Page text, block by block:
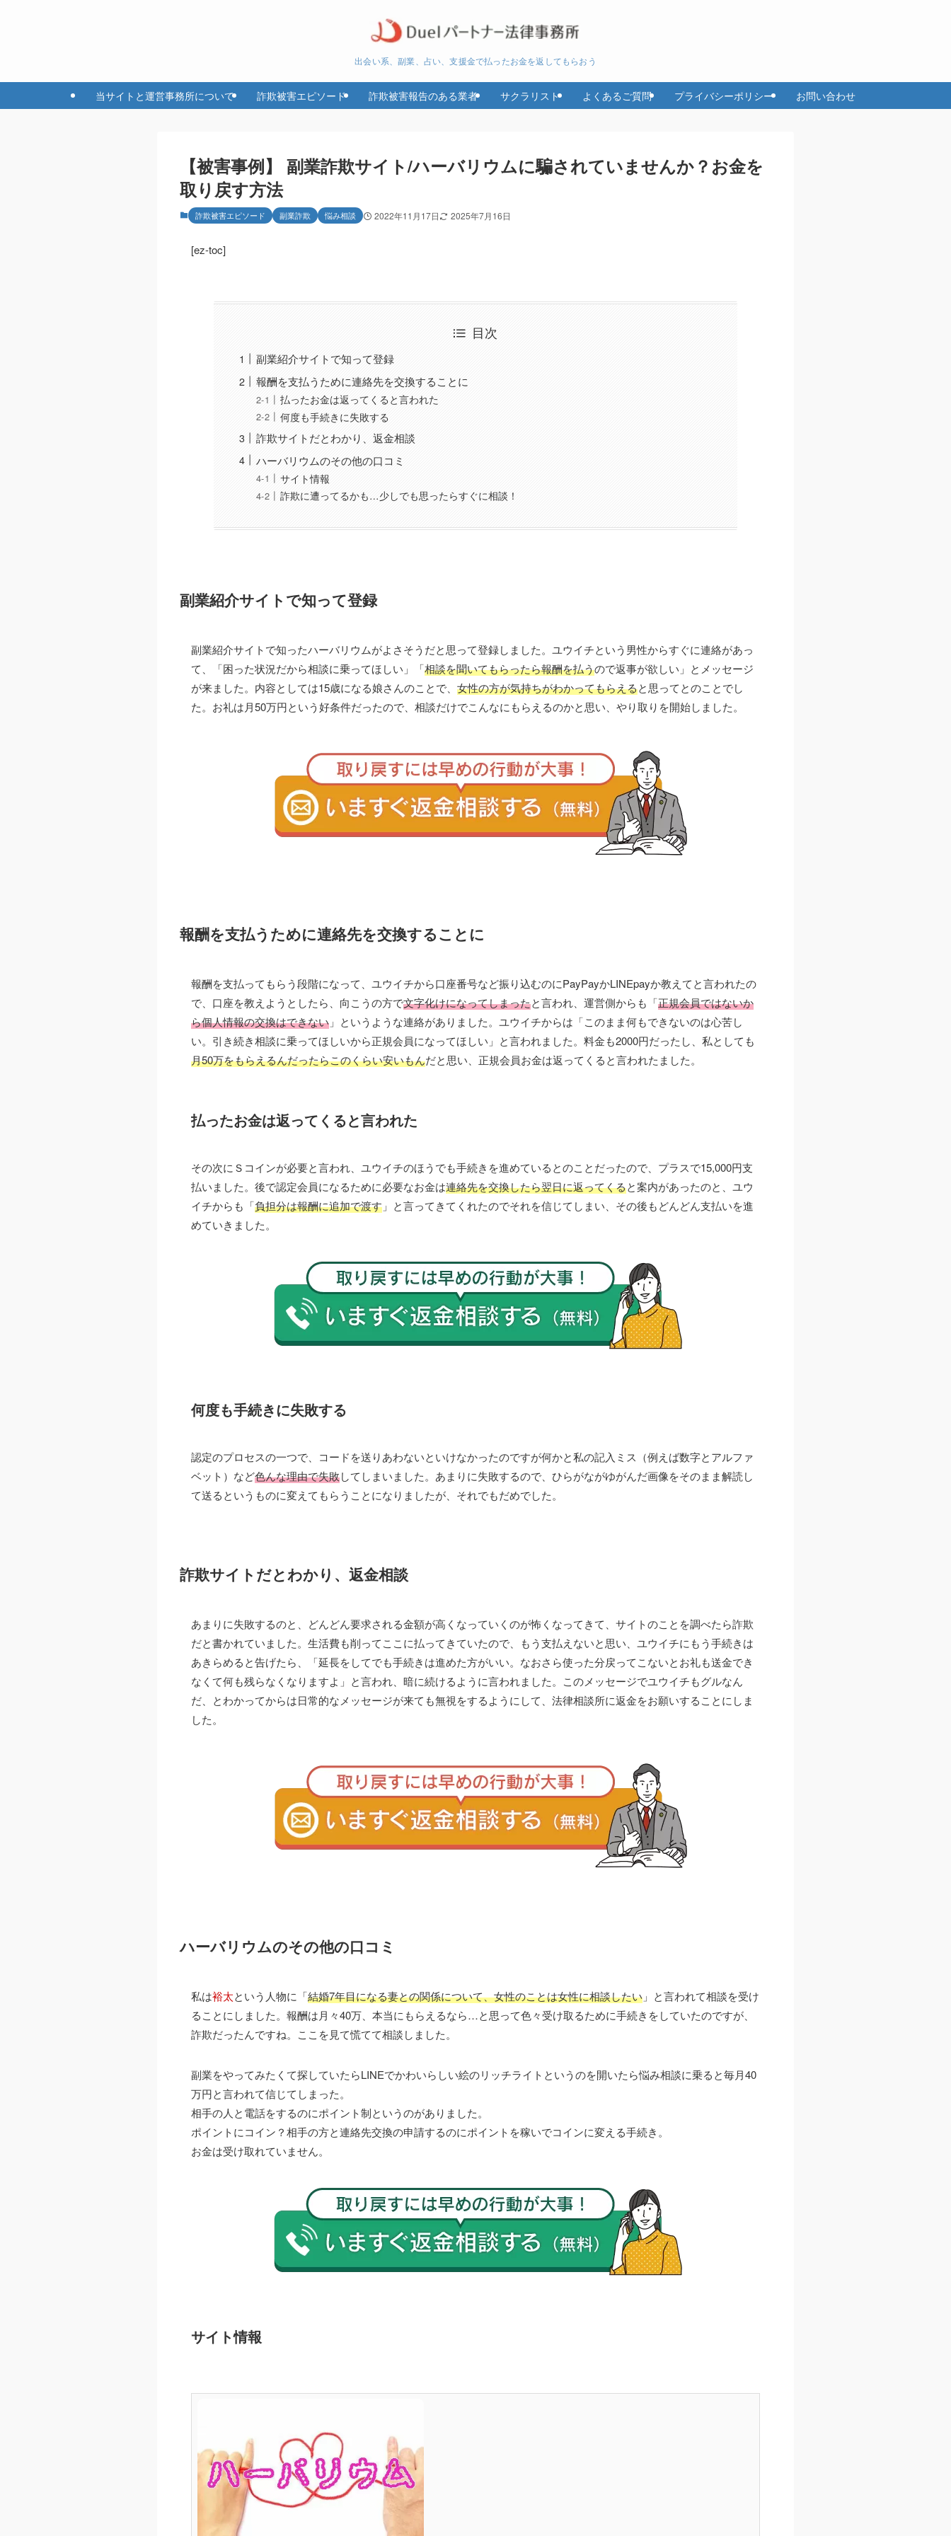
出会い系、副業、占い、支援金で払ったお金を返してもらおう
当サイトと運営事務所について 詐欺被害エピソード 詐欺被害報告のある業者 サクラリスト よくあるご質問 プライバシーポリシー お問い合わせ
【被害事例】 副業詐欺サイト/ハーバリウムに騙されていませんか？お金を
取り戻す方法
詐欺被害エピソード 副業詐欺 悩み相談 2022年11月17日 2025年7月16日
[ez-toc]
目次
副業紹介サイトで知って登録
報酬を支払うために連絡先を交換することに
払ったお金は返ってくると言われた
何度も手続きに失敗する
詐欺サイトだとわかり、返金相談
ハーバリウムのその他の口コミ
サイト情報
詐欺に遭ってるかも…少しでも思ったらすぐに相談！
副業紹介サイトで知って登録
副業紹介サイトで知ったハーバリウムがよさそうだと思って登録しました。ユウイチという男性からすぐに連絡があっ
て、「困った状況だから相談に乗ってほしい」「相談を聞いてもらったら報酬を払うので返事が欲しい」とメッセージ
が来ました。内容としては15歳になる娘さんのことで、 女性の方が気持ちがわかってもらえると思ってとのことでし
た。お礼は月50万円という好条件だったので、相談だけでこんなにもらえるのかと思い、やり取りを開始しました。
報酬を支払うために連絡先を交換することに
報酬を支払ってもらう段階になって、ユウイチから口座番号など振り込むのにPayPayかLINEpayか教えてと言われたの
で、口座を教えようとしたら、向こうの方で文字化けになってしまったと言われ、運営側からも「正規会員ではないか
ら個人情報の交換はできない 」というような連絡がありました。ユウイチからは「このまま何もできないのは心苦し
い。引き続き相談に乗ってほしいから正規会員になってほしい」と言われました。料金も2000円だったし、私としても
月50万をもらえるんだったらこのくらい安いもんだと思い、正規会員お金は返ってくると言われたました。
払ったお金は返ってくると言われた
その次にＳコインが必要と言われ、ユウイチのほうでも手続きを進めているとのことだったので、プラスで15,000円支
払いました。後で認定会員になるために必要なお金は連絡先を交換したら翌日に返ってくると案内があったのと、ユウ
イチからも「負担分は報酬に追加で渡す 」と言ってきてくれたのでそれを信じてしまい、その後もどんどん支払いを進
めていきました。
何度も手続きに失敗する
認定のプロセスの一つで、コードを送りあわないといけなかったのですが何かと私の記入ミス（例えば数字とアルファ
ベット）など色んな理由で失敗してしまいました。あまりに失敗するので、ひらがながゆがんだ画像をそのまま解読し
て送るというものに変えてもらうことになりましたが、それでもだめでした。
詐欺サイトだとわかり、返金相談
あまりに失敗するのと、どんどん要求される金額が高くなっていくのが怖くなってきて、サイトのことを調べたら詐欺
だと書かれていました。生活費も削ってここに払ってきていたので、もう支払えないと思い、ユウイチにもう手続きは
あきらめると告げたら、「延長をしてでも手続きは進めた方がいい。なおさら使った分戻ってこないとお礼も送金でき
なくて何も残らなくなりますよ」と言われ、暗に続けるように言われました。このメッセージでユウイチもグルなん
だ、とわかってからは日常的なメッセージが来ても無視をするようにして、法律相談所に返金をお願いすることにしま
した。
ハーバリウムのその他の口コミ
私は裕太という人物に「結婚7年目になる妻との関係について、女性のことは女性に相談したい 」と言われて相談を受け
ることにしました。報酬は月々40万、本当にもらえるなら…と思って色々受け取るために手続きをしていたのですが、
詐欺だったんですね。ここを見て慌てて相談しました。
副業をやってみたくて探していたらLINEでかわいらしい絵のリッチライトというのを開いたら悩み相談に乗ると毎月40
万円と言われて信じてしまった。
相手の人と電話をするのにポイント制というのがありました。
ポイントにコイン？相手の方と連絡先交換の申請するのにポイントを稼いでコインに変える手続き。
お金は受け取れていません。
サイト情報